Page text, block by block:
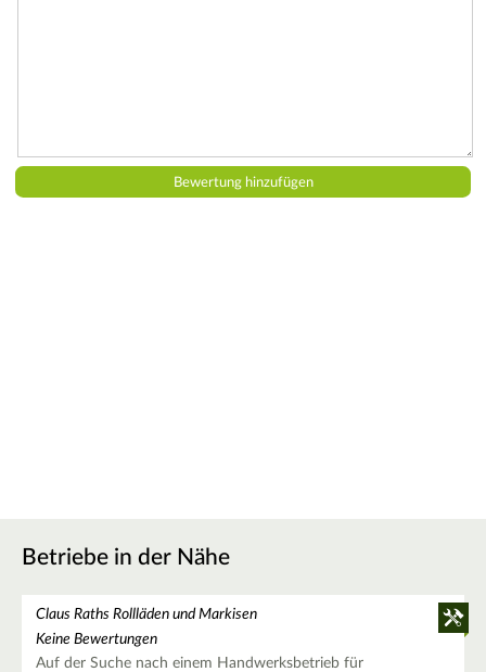
Betriebe in der Nähe
Claus Raths Rollläden und Markisen
Keine Bewertungen
Auf der Suche nach einem Handwerksbetrieb für